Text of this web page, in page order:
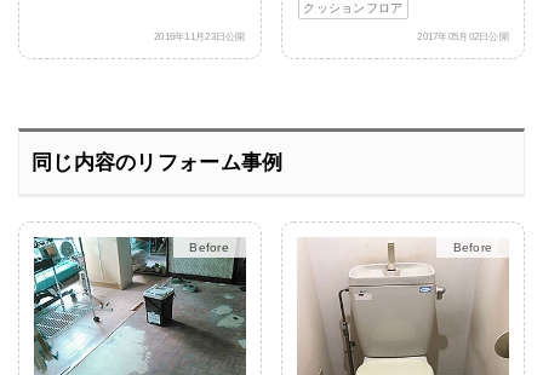
2016年11月23日公開
クッションフロア
2017年05月02日公開
同じ内容のリフォーム事例
After After